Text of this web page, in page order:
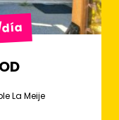
día
La Meije